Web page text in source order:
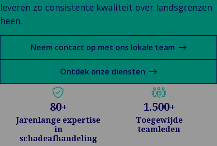
leveren zo consistente kwaliteit over landsgrenzen
heen.
Neem contact op met ons lokale team
Ontdek onze diensten
80+
Jarenlange expertise
in
schadeafhandeling
1.500+
Toegewijde
teamleden